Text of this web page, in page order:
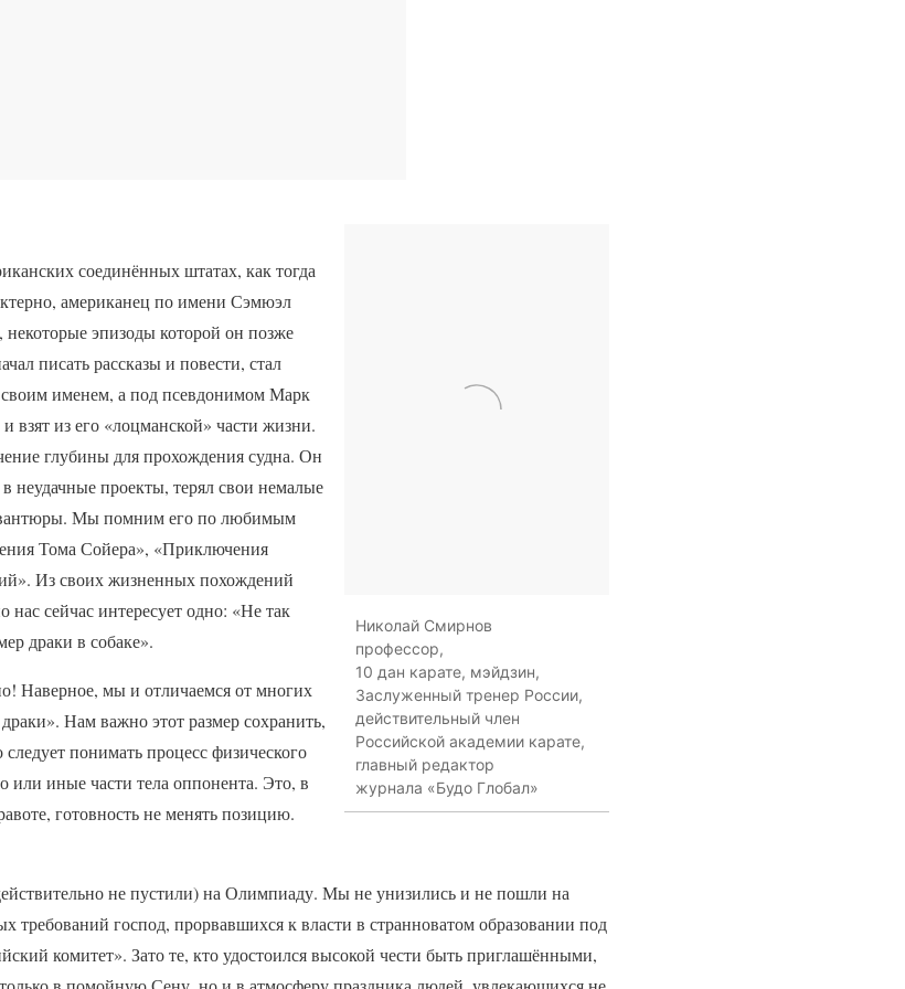
Николай Смирнов
профессор,
10 дан карате, мэйдзин,
Заслуженный тренер России,
действительный член
Российской академии карате,
главный редактор
журнала «Будо Глобал»
соединённых штатах, как тогда
американец по имени Сэмюэл
эпизоды которой он позже
писать рассказы и повести, стал
именем, а под псевдонимом Марк
из его «лоцманской» части жизни.
глубины для прохождения судна. Он
неудачные проекты, терял свои немалые
Мы помним его по любимым
Тома Сойера», «Приключения
Из своих жизненных похождений
сейчас интересует одно: «Не так
драки в собаке».
Наверное, мы и отличаемся от многих
Нам важно этот размер сохранить,
понимать процесс физического
или иные части тела оппонента. Это, в
готовность не менять позицию.
не пустили) на Олимпиаду. Мы не унизились и не пошли на
требований господ, прорвавшихся к власти в странноватом образовании под
комитет». Зато те, кто удостоился высокой чести быть приглашёнными,